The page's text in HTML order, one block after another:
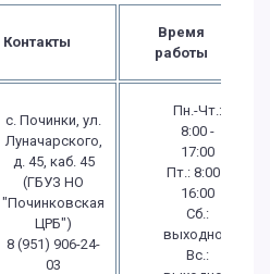
Контакты
Время
работы
с. Починки, ул.
Луначарского,
д. 45, каб. 45
(ГБУЗ НО
"Починковская
ЦРБ")
8 (951) 906-24-
03
Пн.-Чт.:
8:00 -
17:00
Пт.: 8:00 -
16:00
Сб.:
выходной
Вс.: